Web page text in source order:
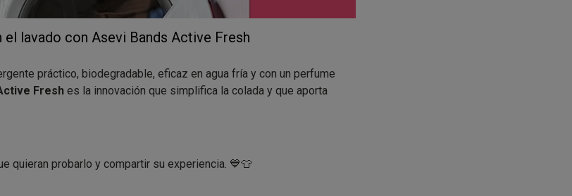
lavado con Asevi Bands Active Fresh
práctico, biodegradable, eficaz en agua fría y con un perfume
Fresh es la innovación que simplifica la colada y que aporta
quieran probarlo y compartir su experiencia. 💙👕